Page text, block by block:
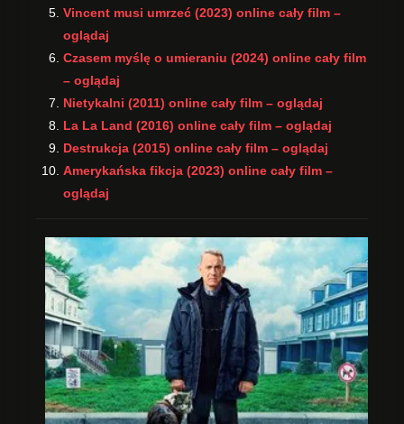
Vincent musi umrzeć (2023) online cały film –
oglądaj
Czasem myślę o umieraniu (2024) online cały film
– oglądaj
Nietykalni (2011) online cały film – oglądaj
La La Land (2016) online cały film – oglądaj
Destrukcja (2015) online cały film – oglądaj
Amerykańska fikcja (2023) online cały film –
oglądaj